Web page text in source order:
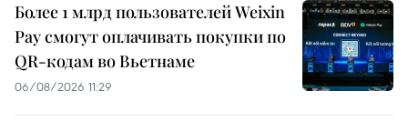
Более 1 млрд пользователей Weixin
Pay смогут оплачивать покупки по
QR-кодам во Вьетнаме
06/08/2026 11:29